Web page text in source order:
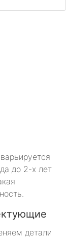
до 2-х лет
детали